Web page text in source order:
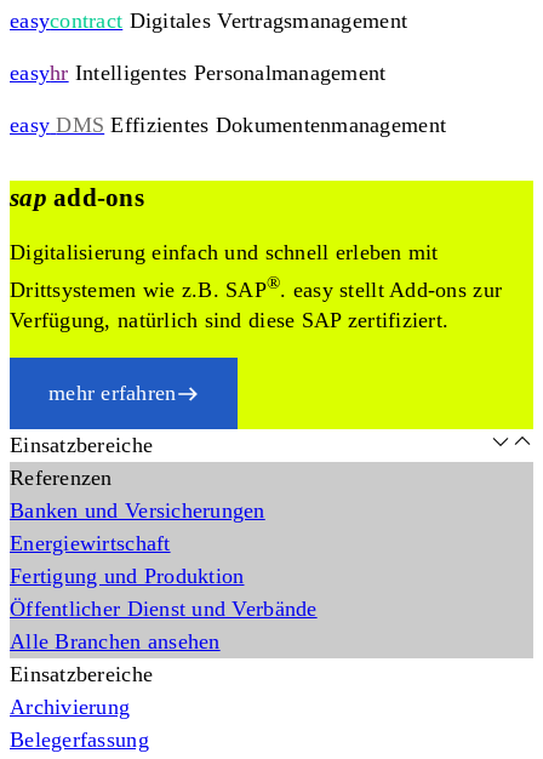
easycontract Digitales Vertragsmanagement
easyhr Intelligentes Personalmanagement
easy DMS Effizientes Dokumentenmanagement
sap add-ons
Digitalisierung einfach und schnell erleben mit
Drittsystemen wie z.B. SAP®. easy stellt Add-ons zur
Verfügung, natürlich sind diese SAP zertifiziert.
mehr erfahren
Einsatzbereiche
Referenzen
Banken und Versicherungen
Energiewirtschaft
Fertigung und Produktion
Öffentlicher Dienst und Verbände
Alle Branchen ansehen
Einsatzbereiche
Archivierung
Belegerfassung